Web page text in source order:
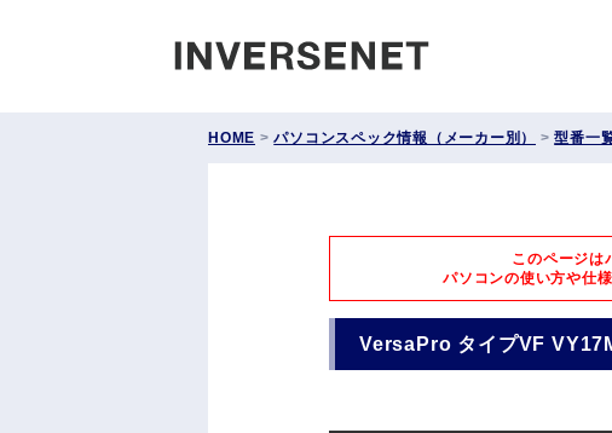
HOME >パソコンスペック情報（メーカー別） >型番一
このページは
パソコンの使い方や仕
VersaPro タイプVF